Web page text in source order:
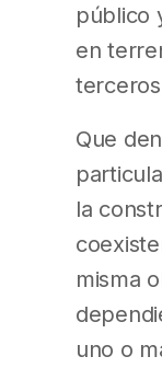
público
en
Que
la
misma
uno o